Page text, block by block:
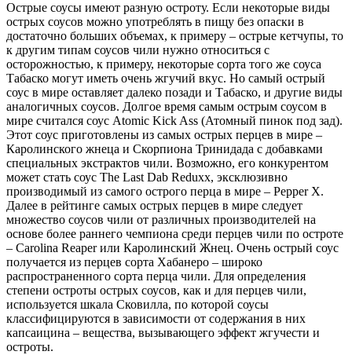
Острые соусы имеют разную остроту. Если некоторые виды
острых соусов можно употреблять в пищу без опаски в
достаточно больших объемах, к примеру – острые кетчупы, то
к другим типам соусов чили нужно относиться с
осторожностью, к примеру, некоторые сорта того же соуса
Табаско могут иметь очень жгучий вкус. Но самый острый
соус в мире оставляет далеко позади и Табаско, и другие виды
аналогичных соусов. Долгое время самым острым соусом в
мире считался соус Atomic Kick Ass (Атомный пинок под зад).
Этот соус приготовлены из самых острых перцев в мире –
Каролинского жнеца и Скорпиона Тринидада с добавками
специальных экстрактов чили. Возможно, его конкурентом
может стать соус The Last Dab Reduxx, эксклюзивно
производимый из самого острого перца в мире – Pepper X.
Далее в рейтинге самых острых перцев в мире следует
множество соусов чили от различных производителей на
основе более раннего чемпиона среди перцев чили по остроте
– Carolina Reaper или Каролинский Жнец. Очень острый соус
получается из перцев сорта Хабанеро – широко
распространенного сорта перца чили. Для определения
степени остроты острых соусов, как и для перцев чили,
используется шкала Сковилла, по которой соусы
классифицируются в зависимости от содержания в них
капсаицина – вещества, вызывающего эффект жгучести и
остроты.